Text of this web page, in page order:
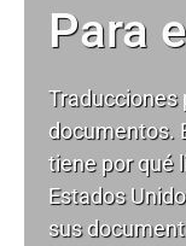
Para
Traducciones
documentos.
tiene por qué
Estados
sus